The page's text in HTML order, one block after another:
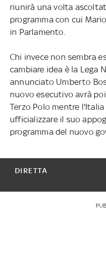
riunirà una volta
programma con cui
in Parlamento.
Chi invece non sembra
cambiare idea è la Lega
annunciato Umberto
nuovo esecutivo avrà
Terzo Polo mentre
ufficializzare il suo
programma del nuovo
DIRETTA